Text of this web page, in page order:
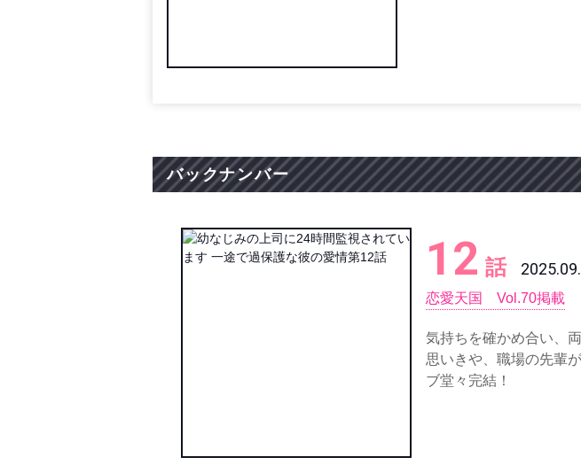
バックナンバー
12 話
恋愛天国 Vol.70掲載
気持ちを確かめ合い、
思いきや、職場の先輩
ブ堂々完結！